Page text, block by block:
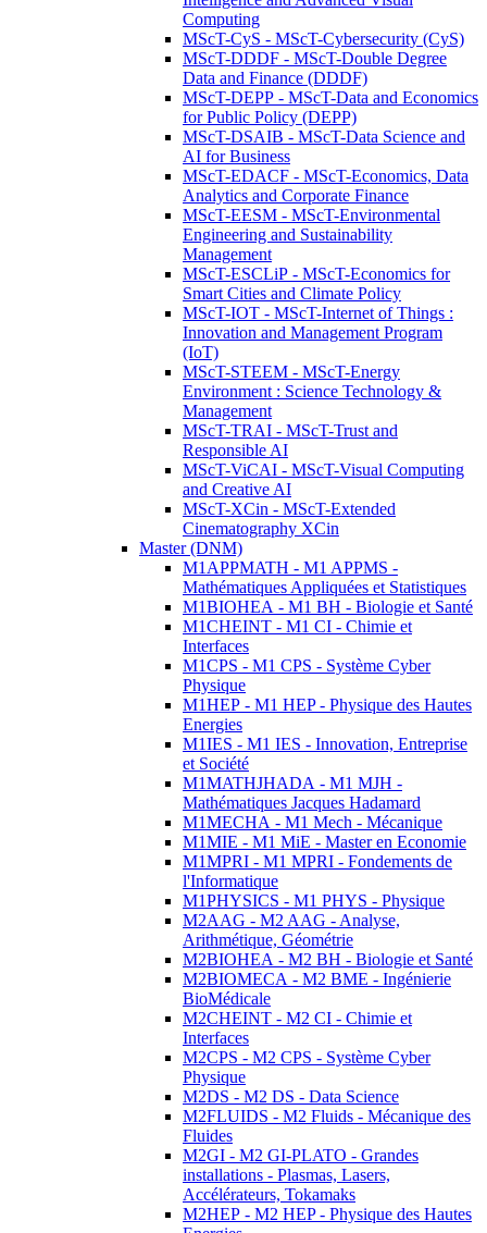
Computing
MScT-CyS - MScT-Cybersecurity (CyS)
MScT-DDDF - MScT-Double Degree
Data and Finance (DDDF)
MScT-DEPP - MScT-Data and Economics
for Public Policy (DEPP)
MScT-DSAIB - MScT-Data Science and
AI for Business
MScT-EDACF - MScT-Economics, Data
Analytics and Corporate Finance
MScT-EESM - MScT-Environmental
Engineering and Sustainability
Management
MScT-ESCLiP - MScT-Economics for
Smart Cities and Climate Policy
MScT-IOT - MScT-Internet of Things :
Innovation and Management Program
(IoT)
MScT-STEEM - MScT-Energy
Environment : Science Technology &
Management
MScT-TRAI - MScT-Trust and
Responsible AI
MScT-ViCAI - MScT-Visual Computing
and Creative AI
MScT-XCin - MScT-Extended
Cinematography XCin
Master (DNM)
M1APPMATH - M1 APPMS -
Mathématiques Appliquées et Statistiques
M1BIOHEA - M1 BH - Biologie et Santé
M1CHEINT - M1 CI - Chimie et
Interfaces
M1CPS - M1 CPS - Système Cyber
Physique
M1HEP - M1 HEP - Physique des Hautes
Energies
M1IES - M1 IES - Innovation, Entreprise
et Société
M1MATHJHADA - M1 MJH -
Mathématiques Jacques Hadamard
M1MECHA - M1 Mech - Mécanique
M1MIE - M1 MiE - Master en Economie
M1MPRI - M1 MPRI - Fondements de
l'Informatique
M1PHYSICS - M1 PHYS - Physique
M2AAG - M2 AAG - Analyse,
Arithmétique, Géométrie
M2BIOHEA - M2 BH - Biologie et Santé
M2BIOMECA - M2 BME - Ingénierie
BioMédicale
M2CHEINT - M2 CI - Chimie et
Interfaces
M2CPS - M2 CPS - Système Cyber
Physique
M2DS - M2 DS - Data Science
M2FLUIDS - M2 Fluids - Mécanique des
Fluides
M2GI - M2 GI-PLATO - Grandes
installations - Plasmas, Lasers,
Accélérateurs, Tokamaks
M2HEP - M2 HEP - Physique des Hautes